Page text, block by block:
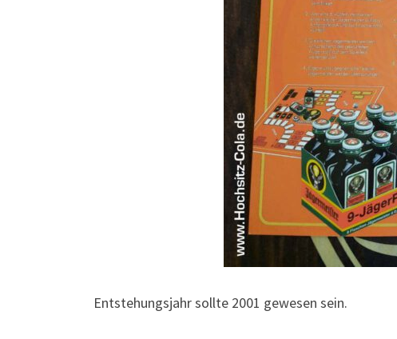
Entstehungsjahr sollte 2001 gewesen sein.